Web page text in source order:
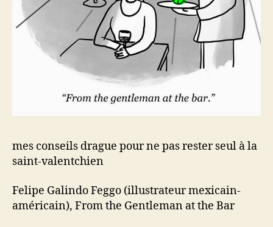
mes conseils drague pour ne pas rester seul à la
saint-valentchien
Felipe Galindo Feggo (illustrateur mexicain-
américain), From the Gentleman at the Bar